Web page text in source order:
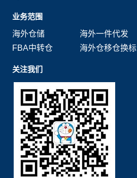
业务范围
海外仓储
海外一件代发
FBA中转仓
海外仓移仓换标
关注我们